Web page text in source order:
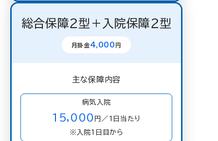
総合保障２型＋入院保障２型
月掛金4,000 円
主な保障内容
病気入院
15,000 円／1日当たり
※入院1日目から